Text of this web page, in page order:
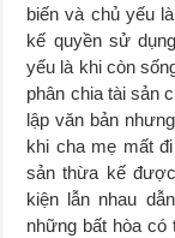
biến và chủ yếu
kế quyền sử
yếu là khi còn
phân chia tài sản
lập văn bản
khi cha mẹ mất
sản thừa kế
kiện lẫn nhau
những bất hòa có